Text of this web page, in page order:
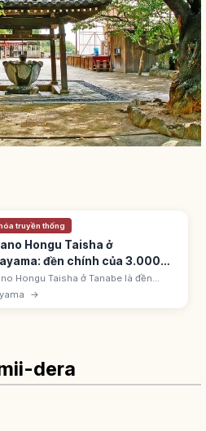
truyền thống
Hongu Taisha ở
đền chính của 3.000
Hongu Taisha ở Tanabe là đền
khoảng 3.000 đền Kumano.
'Đường hành hương Kii'. Đại torii
→
dera